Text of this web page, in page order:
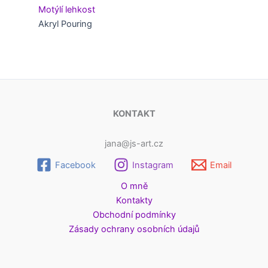
Motýlí lehkost
Akryl Pouring
KONTAKT
jana@js-art.cz
Facebook
Instagram
Email
O mně
Kontakty
Obchodní podmínky
Zásady ochrany osobních údajů